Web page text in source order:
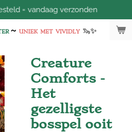
~ UNIEK MET VIVIDLY 🦦✨
= vandaag verzonden
Creature
Comforts -
Het
gezelligste
bosspel ooit